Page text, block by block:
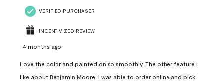
VERIFIED PURCHASER
INCENTIVIZED REVIEW
4 months ago
Love the color and painted on so smoothly. The other feature I
like about Benjamin Moore, I was able to order online and pick